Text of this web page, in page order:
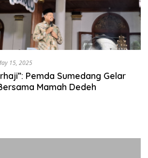
15, 2025
Pemda Sumedang Gelar
Mamah Dedeh